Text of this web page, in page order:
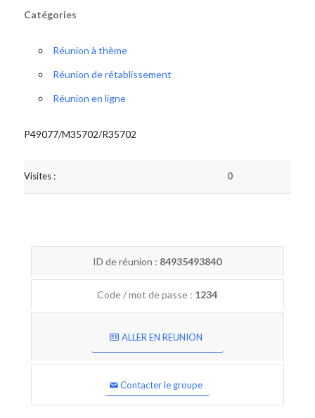
Catégories
Réunion à thème
Réunion de rétablissement
Réunion en ligne
P49077/M35702/R35702
Visites : 0
ID de réunion : 84935493840
Code / mot de passe : 1234
ALLER EN REUNION
Contacter le groupe